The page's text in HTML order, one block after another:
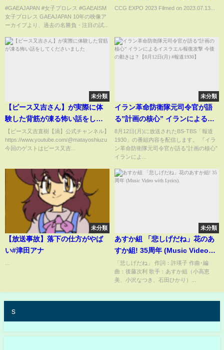
尾崎魔弓 vs シュガー佐藤 & 永
島千佳世 2001年4月22日＠大
阪・なみはやドーム AAAWタッ
グ選手権試合
#GAEAJAPAN #女子プロレス #GAEAISM
女子プロレス GAEAJAPAN 10年の映像ア
ーカイブより、過去の名勝負・注目の試...
EXPO【4K】
CCG EXPO 2023 Filmed on 2023.07.13...
未分類
【ピース又吉さん】が実際に体
験した背筋が凍る怖い話をして
くださいました
【ピース又吉直樹【渦】公式チャンネル】
https://www.youtube.com/@matayoshiuzu
今回のゲストはピース又吉...
未分類
イラン革命防衛隊元司令官が語
る”計画の核心” イランによるイ
スラエル報復攻撃 今後の動き
は？【8月12日(月) #報道1930】
8月12日(月)に放送されたBS-TBS「報道
1930」の番組内容を配信します。 『イラ
ン革命防衛隊元司令官が語る”計画の核心”
イランによ...
未分類
【放送事故】落下の仕方がやば
い#津田アナ
未分類
あすか組 「悲しげだね」花のあ
すか組! 35周年 (Music Video
with Lyrics).
「悲しげだね」 作詞：許瑛子 作曲･編
曲：後藤次利 歌手：あすか組（小高恵
美、小沢なつき、石田ひかり）...
s